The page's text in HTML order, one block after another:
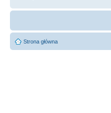
Strona główna